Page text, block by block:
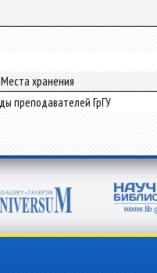
Места хранения
преподавателей ГрГУ